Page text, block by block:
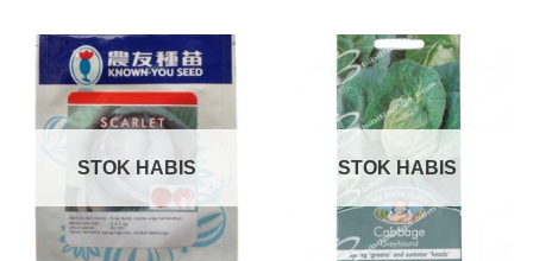
STOK HABIS STOK HABIS